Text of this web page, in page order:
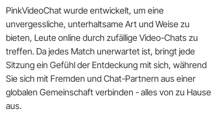
PinkVideoChat wurde entwickelt, um eine
unvergessliche, unterhaltsame Art und Weise zu
bieten, Leute online durch zufällige Video-Chats zu
treffen. Da jedes Match unerwartet ist, bringt jede
Sitzung ein Gefühl der Entdeckung mit sich, während
Sie sich mit Fremden und Chat-Partnern aus einer
globalen Gemeinschaft verbinden - alles von zu Hause
aus.